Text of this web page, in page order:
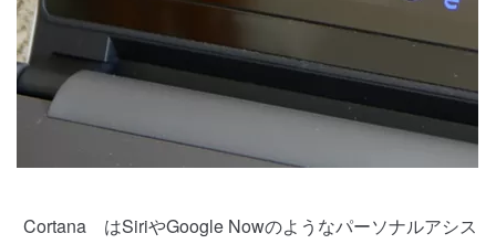
Cortana はSiriやGoogle Nowのようなパーソナルアシス